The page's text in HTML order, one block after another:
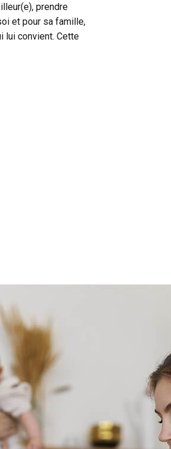
prendre
et pour sa famille,
lui convient. Cette